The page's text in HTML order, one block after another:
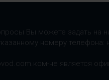
Вы можете задать на
номеру телефона:
не является